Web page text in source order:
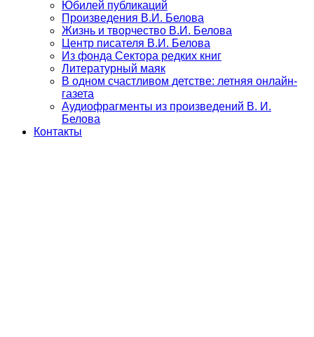
Юбилей публикаций
Произведения В.И. Белова
Жизнь и творчество В.И. Белова
Центр писателя В.И. Белова
Из фонда Сектора редких книг
Литературный маяк
В одном счастливом детстве: летняя онлайн-
газета
Аудиофрагменты из произведений В. И.
Белова
Контакты